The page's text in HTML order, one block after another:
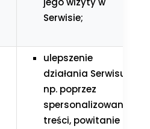
Serwisie;
ulepszenie
działania Serwisu
np. poprzez
spersonalizowane
treści, powitanie